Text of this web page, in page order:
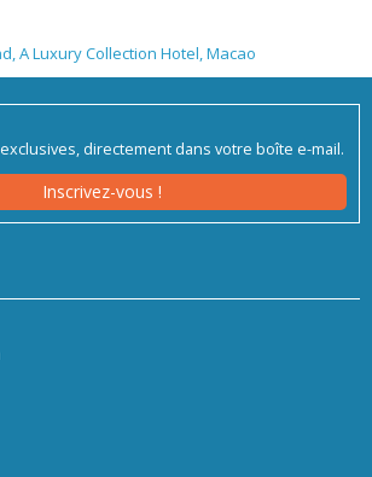
A Luxury Collection Hotel, Macao
directement dans votre boîte e-mail.
Inscrivez-vous !